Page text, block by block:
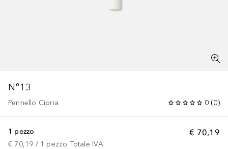
N°13
Pennello Cipria 0 (0)
€ 70,19
1 pezzo
€ 70,19 / 1 pezzo Totale IVA